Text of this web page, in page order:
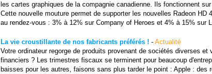
les cartes graphiques de la compagnie canadienne. Ils fonctionnent
Cette nouvelle mouture permet de supporter les nouvelles Radeon
au rendez-vous : 3% à 12% sur Company of Heroes et 4% à 15% sur
La vie croustillante de nos fabricants préférés ! - Actualité
Votre ordinateur regorge de produits provenant de sociétés diverses
financiers ? Les trimestres fiscaux se terminent pour beaucoup
baisses pour les autres, faisons sans plus tarder le point : Apple :